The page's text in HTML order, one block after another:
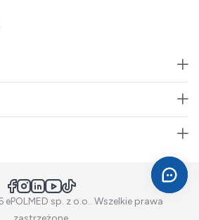
sp. z o.o.. Wszelkie prawa
Facebook
Instagram
LinkedIn
YouTube
TikTok